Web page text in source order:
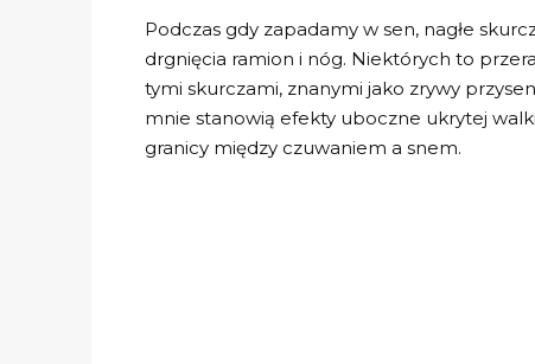
Podczas gdy zapadamy w sen, nagłe
drgnięcia ramion i nóg. Niektórych to
tymi skurczami, znanymi jako zrywy
mnie stanowią efekty uboczne ukrytej
granicy między czuwaniem a snem.